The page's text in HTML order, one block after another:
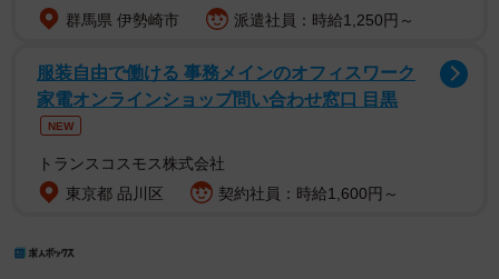
群馬県 伊勢崎市
派遣社員：時給1,250円～
服装自由で働ける 事務メインのオフィスワーク
家電オンラインショップ問い合わせ窓口 目黒
NEW
トランスコスモス株式会社
東京都 品川区
契約社員：時給1,600円～